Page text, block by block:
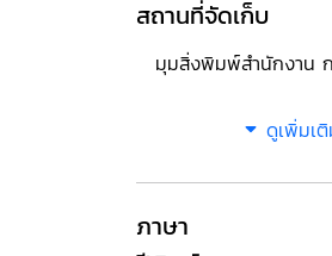
สถานที่จัดเก็บ
มุมสิ่งพิมพ์สำนักงาน
ดูเพิ่มเ
ภาษา